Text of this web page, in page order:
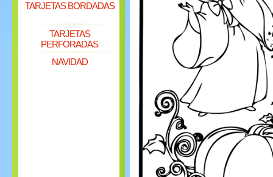
TARJETAS BORDADAS
TARJETAS
PERFORADAS
NAVIDAD